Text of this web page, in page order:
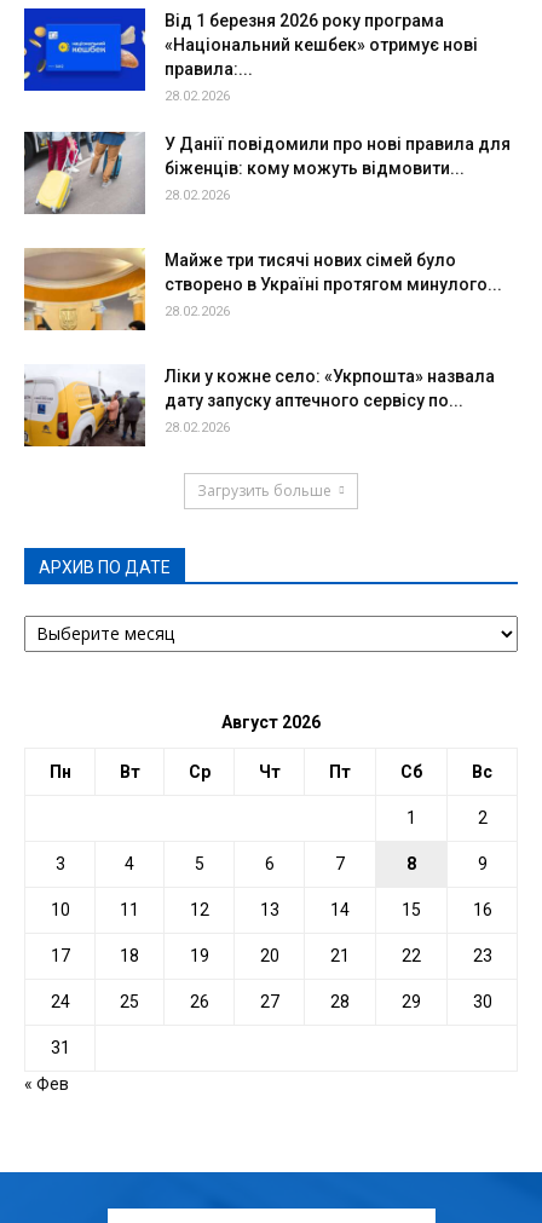
Від 1 березня 2026 року програма
«Національний кешбек» отримує нові
правила:...
28.02.2026
У Данії повідомили про нові правила для
біженців: кому можуть відмовити...
28.02.2026
Майже три тисячі нових сімей було
створено в Україні протягом минулого...
28.02.2026
Ліки у кожне село: «Укрпошта» назвала
дату запуску аптечного сервісу по...
28.02.2026
Загрузить больше
АРХИВ ПО ДАТЕ
АРХИВ
ПО
Август 2026
Пн Вт Ср Чт Пт Сб Вс
1 2
3 4 5 6 7 8 9
10 11 12 13 14 15 16
17 18 19 20 21 22 23
24 25 26 27 28 29 30
31
« Фев